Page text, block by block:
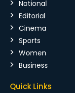
National
Editorial
Cinema
Sports
Women
Business
Quick Links